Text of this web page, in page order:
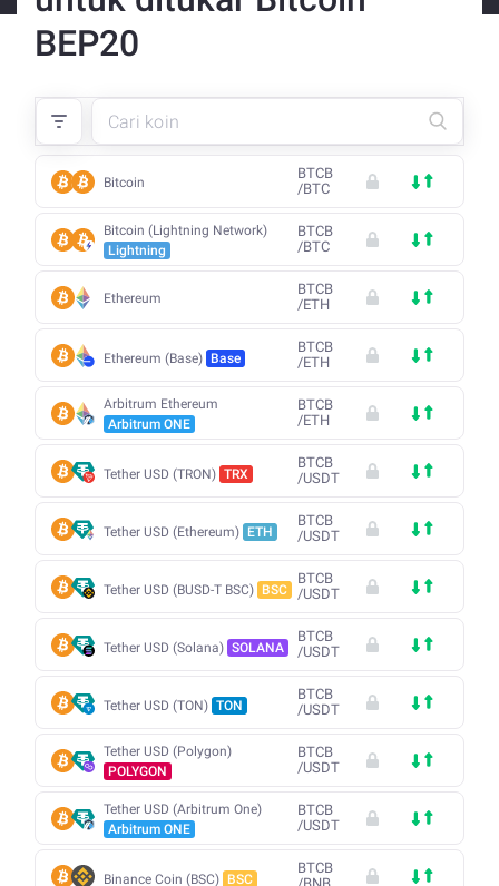
BEP20
Bitcoin
BTCB
/BTC
Bitcoin (Lightning Network)
Lightning
BTCB
/BTC
Ethereum
BTCB
/ETH
Ethereum (Base) Base
BTCB
/ETH
Arbitrum Ethereum
Arbitrum ONE
BTCB
/ETH
Tether USD (TRON) TRX
BTCB
/USDT
Tether USD (Ethereum) ETH
BTCB
/USDT
Tether USD (BUSD-T BSC) BSC
BTCB
/USDT
Tether USD (Solana) SOLANA
BTCB
/USDT
Tether USD (TON) TON
BTCB
/USDT
Tether USD (Polygon)
POLYGON
BTCB
/USDT
Tether USD (Arbitrum One)
Arbitrum ONE
BTCB
/USDT
Binance Coin (BSC) BSC
BTCB